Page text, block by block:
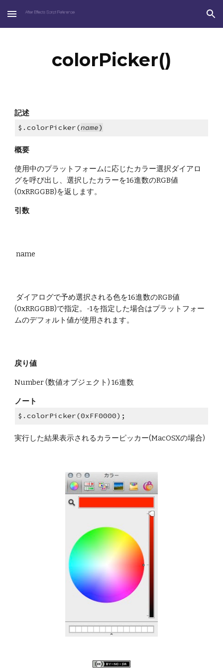
Skip to main content Skip to navigation
colorPicker()
記述
$.colorPicker(name)
概要
使用中のプラットフォームに応じたカラー選択ダイアロ
グを呼び出し、選択したカラーを16進数のRGB値
(0xRRGGBB)を返します。
引数
name
(0xRRGGBB)で指定。-1を指定した場合はプラットフォー
ムのデフォルト値が使用されます。
戻り値
Number (数値オブジェクト) 16進数
ノート
$.colorPicker(0xFF0000);
実行した結果表示されるカラーピッカー(MacOSXの場合)